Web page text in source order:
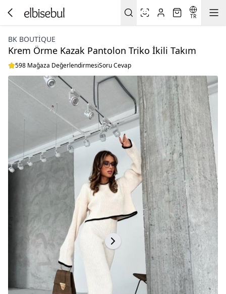
TR
BK BOUTİQUE
Krem Örme Kazak Pantolon Triko İkili Takım
598 Mağaza DeğerlendirmesiSoru Cevap